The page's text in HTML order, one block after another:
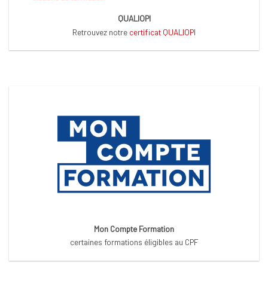
QUALIOPI
Retrouvez notre certificat QUALIOPI
Mon Compte Formation
certaines formations éligibles au CPF